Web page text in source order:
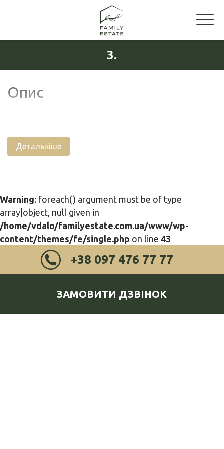
3.
Опис
Детальніше
Warning: foreach() argument must be of type
array|object, null given in
/home/vdalo/familyestate.com.ua/www/wp-
content/themes/fe/single.php on line 43
+38 097 476 77 77
ЗАМОВИТИ ДЗВІНОК